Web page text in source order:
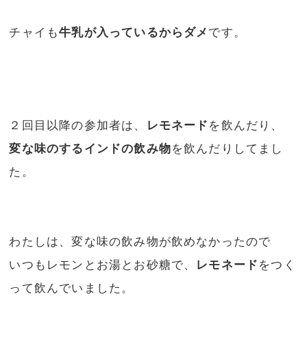
チャイも牛乳が入っているからダメ です。
２回目以降の参加者は、 レモネード を飲んだり、
変な味のするインドの飲み物を飲んだりしてまし
た。
わたしは、変な味の飲み物が飲めなかったので
いつもレモンとお湯とお砂糖で、 レモネード をつく
って飲んでいました。